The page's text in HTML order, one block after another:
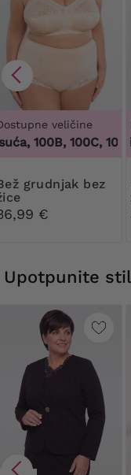
veličine
100B, 100C, 100D,
bez
€
100
Upotpunite stil